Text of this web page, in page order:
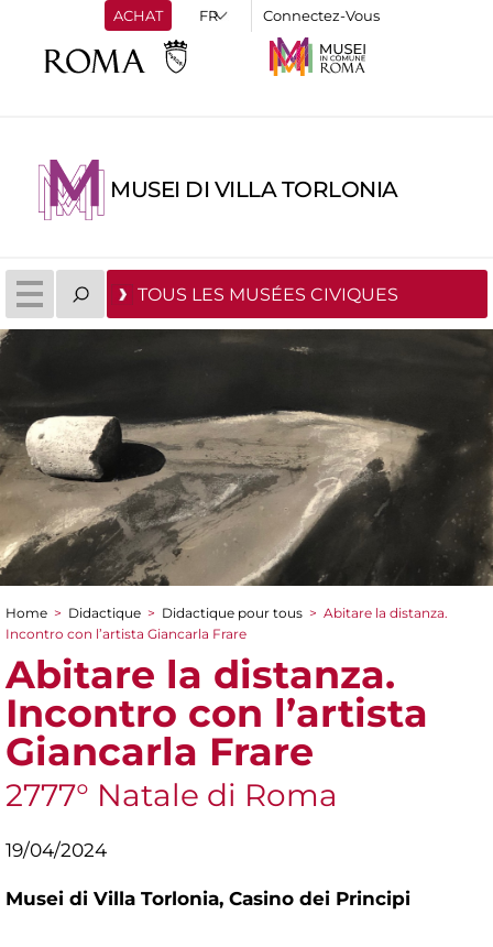
ACHAT Connectez-Vous
MUSEI DI VILLA TORLONIA
TOUS LES MUSÉES CIVIQUES
You are here
Home > Didactique > Didactique pour tous > Abitare la distanza.
Incontro con l’artista Giancarla Frare
Abitare la distanza.
Incontro con l’artista
Giancarla Frare
2777° Natale di Roma
19/04/2024
Musei di Villa Torlonia, Casino dei Principi